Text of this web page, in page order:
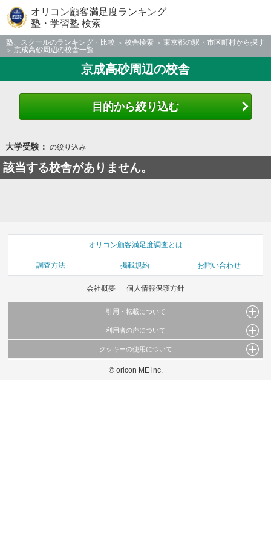
オリコン顧客満足度ランキング
塾・学習塾 検索
塾、スクールのランキング・比較 校舎検索
東京都の駅・市区町村から探す
京成高砂周辺の校舎一覧
京成高砂周辺の校舎
目的から絞り込む
大学受験： の絞り込み
該当する校舎がありません。
オリコン顧客満足度調査とは
調査方法 掲載規約 お問い合わせ
会社概要 個人情報保護方針
引用・転載について
当サイトで公開されている情報（文字、写真、イラスト、画像データ等）及びこれらの配
これらの情報を権利者の許可なく無断転載・複製などの二次利用を行うことは固く禁じて
利用者の声について
当サイトに掲載している内容はすべてサービスの利用者が提出された見解・感想です。
弊社の見解・ 意見ではないことをご理解いただいた上でご覧ください。
クッキーの使用について
このサイトでは Cookie を使用して、ユーザーに合わせたコンテンツや広告の表示、ソー
© oricon ME inc.